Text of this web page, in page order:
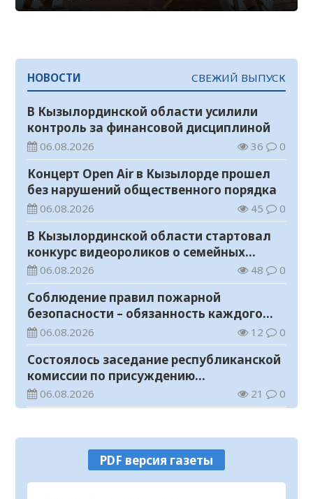
НОВОСТИ СВЕЖИЙ ВЫПУСК
В Кызылординской области усилили
контроль за финансовой дисциплиной
06.08.2026 36 0
Концерт Open Air в Кызылорде прошел
без нарушений общественного порядка
06.08.2026 45 0
В Кызылординской области стартовал
конкурс видеороликов о семейных
ценностях и Конституции
06.08.2026 48 0
Соблюдение правил пожарной
безопасности – обязанность каждого
гражданина
06.08.2026 12 0
Состоялось заседание республиканской
комиссии по присуждению
образовательных грантов
06.08.2026 21 0
продолжаются реставрационные
06.08.2026
Прогноз погоды на 6 августа
PDF версия газеты